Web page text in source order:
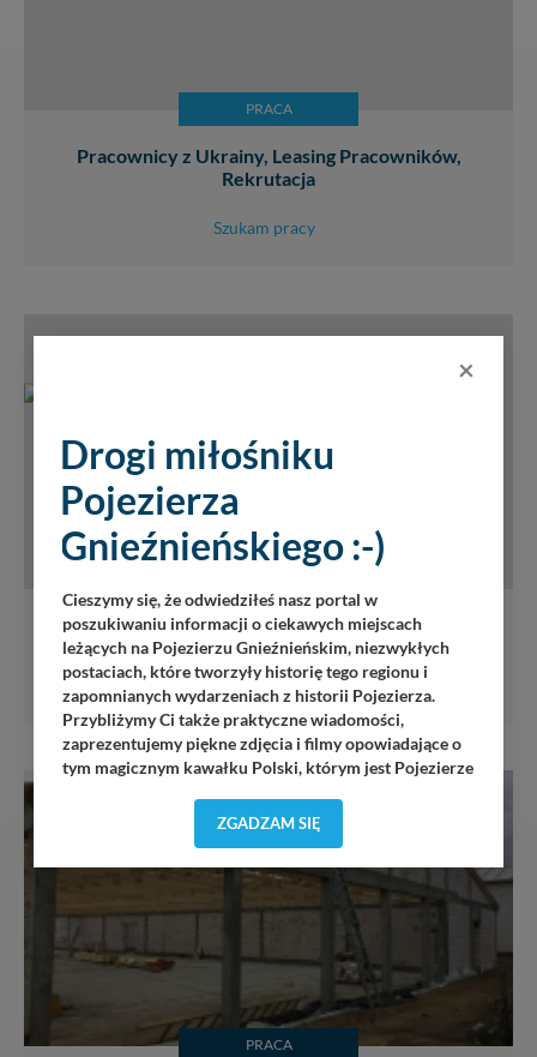
PRACA
Pracownicy z Ukrainy, Leasing Pracowników,
Rekrutacja
Szukam pracy
Pracownik do produkcji i montażu mebli na wymiar
Dam pracę
PRACA
×
Drogi miłośniku
Pojezierza
Gnieźnieńskiego :-)
Cieszymy się, że odwiedziłeś nasz portal w
poszukiwaniu informacji o ciekawych miejscach
leżących na Pojezierzu Gnieźnieńskim, niezwykłych
postaciach, które tworzyły historię tego regionu i
zapomnianych wydarzeniach z historii Pojezierza.
Przybliżymy Ci także praktyczne wiadomości,
zaprezentujemy piękne zdjęcia i filmy opowiadające o
tym magicznym kawałku Polski, którym jest Pojezierze
Pojezierze Gnieźnieńskie odkrywać dla Ciebie na
składający się z pasjonatów, miłośników, czy wręcz
osób zakochanych w naszej
małej Ojczyźnie
każdego
dnia wędruje po Pojezierzu Gnieźnieńskim, by rozwijać
nowych treści i zdjęć.
Abyśmy nadal mogli to robić, potrzebujemy Twojej
zgody, dzięki której, będziemy mogli elementy serwisu
dostosować do Twoich preferencji. Twoje dane (w tym
ZGADZAM SIĘ